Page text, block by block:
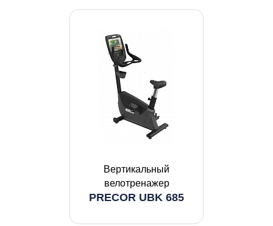
Вертикальный
велотренажер
PRECOR UBK 685